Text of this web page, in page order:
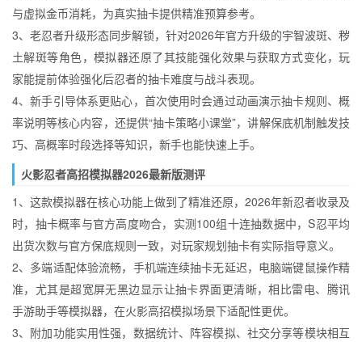
与虚拟金币消耗，为真实抽卡提供精准预算参考。
3、老忍者升级形态同步解锁，针对2026年官方升级的宇智波斑、秽
土解斑等角色，模拟器还原了其技能强化效果与获取方式变化，玩
家能提前体验强化后忍者的抽卡难度与战斗表现。
4、新手引导体系更贴心，首次使用时会通过动画演示抽卡规则、概
率说明等核心内容，还提供“抽卡策略小课堂”，讲解保底机制触发技
巧、高概率时段选择等知识，新手也能快速上手。
火影忍者高招模拟器2026最新版测评
1、这款模拟器在核心功能上做到了精准还原，2026年新忍者收录及
时，抽卡概率与官方高度吻合，实测100组十连抽数据中，S忍平均
出货次数与官方保底规则一致，对玩家规划抽卡有实际指导意义。
2、多端适配体验流畅，手机端连续抽卡无延迟，电脑端键鼠操作精
准，尤其是超宽屏无黑边显示让抽卡界面更清晰，相比雷电、腾讯
手游助手等模拟器，在火影高招模拟场景下适配性更优。
3、附加功能实用性强，数据统计、阵容模拟、社交分享等模块相互